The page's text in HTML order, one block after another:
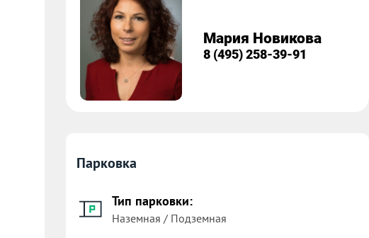
Мария Новикова
8 (495) 258-39-91
Парковка
Тип парковки:
Наземная / Подземная